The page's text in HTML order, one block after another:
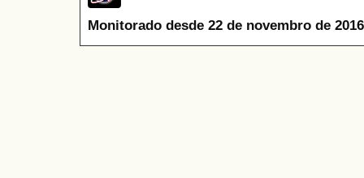
Monitorado desde 22 de novembro de